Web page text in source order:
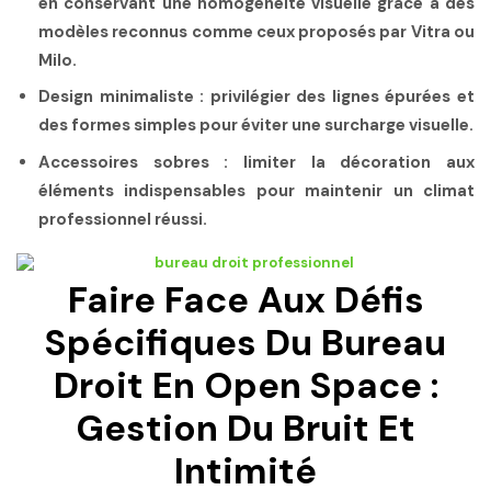
modèles reconnus comme ceux proposés par Vitra ou
Milo.
Design minimaliste : privilégier des lignes épurées et
des formes simples pour éviter une surcharge visuelle.
Accessoires sobres: limiter la décoration aux
éléments indispensables pour maintenir un climat
professionnel réussi.
Faire Face Aux Défis
Spécifiques Du Bureau
Droit En Open Space :
Gestion Du Bruit Et
Intimité